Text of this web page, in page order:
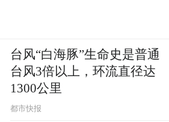
台风“白海豚”生命史是普通
台风3倍以上，环流直径达
1300公里
都市快报